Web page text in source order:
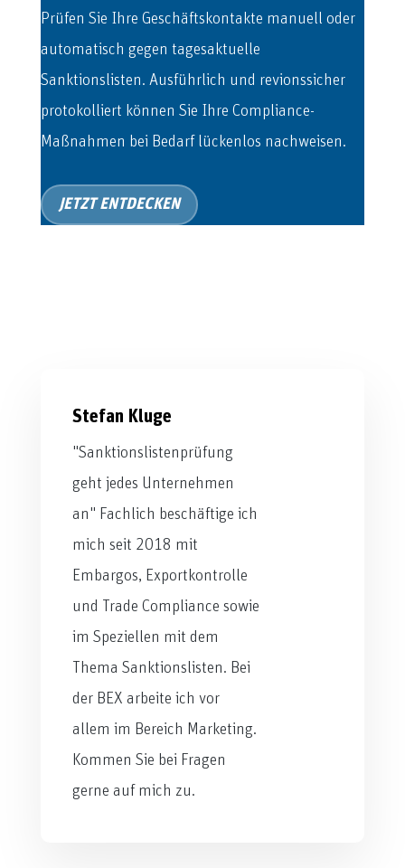
Prüfen Sie Ihre Geschäftskontakte manuell oder
automatisch gegen tagesaktuelle
Sanktionslisten. Ausführlich und revionssicher
protokolliert können Sie Ihre Compliance-
Maßnahmen bei Bedarf lückenlos nachweisen.
JETZT ENTDECKEN
Stefan Kluge
"Sanktionslistenprüfung
geht jedes Unternehmen
an" Fachlich beschäftige ich
mich seit 2018 mit
Embargos, Exportkontrolle
und Trade Compliance sowie
im Speziellen mit dem
Thema Sanktionslisten. Bei
der BEX arbeite ich vor
allem im Bereich Marketing.
Kommen Sie bei Fragen
gerne auf mich zu.